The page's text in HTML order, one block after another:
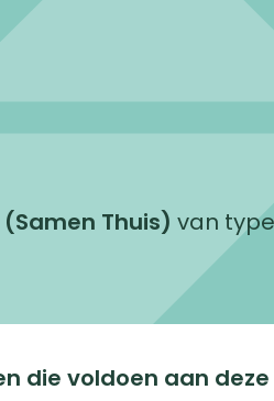
Thuis) van type
die voldoen aan